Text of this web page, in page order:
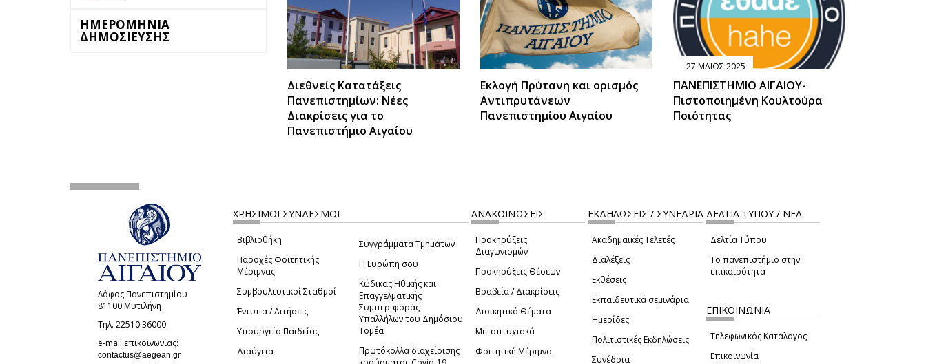
Διεθνείς Κατατάξεις
Πανεπιστημίων: Νέες
Διακρίσεις για το
Πανεπιστήμιο Αιγαίου
Εκλογή Πρύτανη και ορισμός
Αντιπρυτάνεων
Πανεπιστημίου Αιγαίου
27 ΜΑΙΟΣ 2025
ΠΑΝΕΠΙΣΤΗΜΙΟ ΑΙΓΑΙΟΥ-
Πιστοποιημένη Κουλτούρα
Ποιότητας
ΗΜΕΡΟΜΗΝΙΑ
ΔΗΜΟΣΙΕΥΣΗΣ
Λόφος Πανεπιστημίου
81100 Μυτιλήνη
Τηλ. 22510 36000
e-mail επικοινωνίας:
contactus@aegean.gr (link sends e-mail)
ΧΡΗΣΙΜΟΙ ΣΥΝΔΕΣΜΟΙ
Βιβλιοθήκη
Παροχές Φοιτητικής
Μέριμνας
Συμβουλευτικοί Σταθμοί
Έντυπα / Αιτήσεις
Υπουργείο Παιδείας
Διαύγεια
Συγγράμματα Τμημάτων
Η Ευρώπη σου
Κώδικας Ηθικής και
Επαγγελματικής
Συμπεριφοράς
Υπαλλήλων του Δημόσιου
Τομέα
Πρωτόκολλα διαχείρισης
ΑΝΑΚΟΙΝΩΣΕΙΣ
Προκηρύξεις
Διαγωνισμών
Προκηρύξεις Θέσεων
Βραβεία / Διακρίσεις
Διοικητικά Θέματα
Μεταπτυχιακά
Φοιτητική Μέριμνα
ΕΚΔΗΛΩΣΕΙΣ / ΣΥΝΕΔΡΙΑ
Ακαδημαϊκές Τελετές
Διαλέξεις
Εκθέσεις
Εκπαιδευτικά σεμινάρια
Ημερίδες
Πολιτιστικές Εκδηλώσεις
Συνέδρια
ΔΕΛΤΙΑ ΤΥΠΟΥ / ΝΕΑ
Δελτία Τύπου
Το πανεπιστήμιο στην
επικαιρότητα
ΕΠΙΚΟΙΝΩΝΙΑ
Τηλεφωνικός Κατάλογος
Επικοινωνία